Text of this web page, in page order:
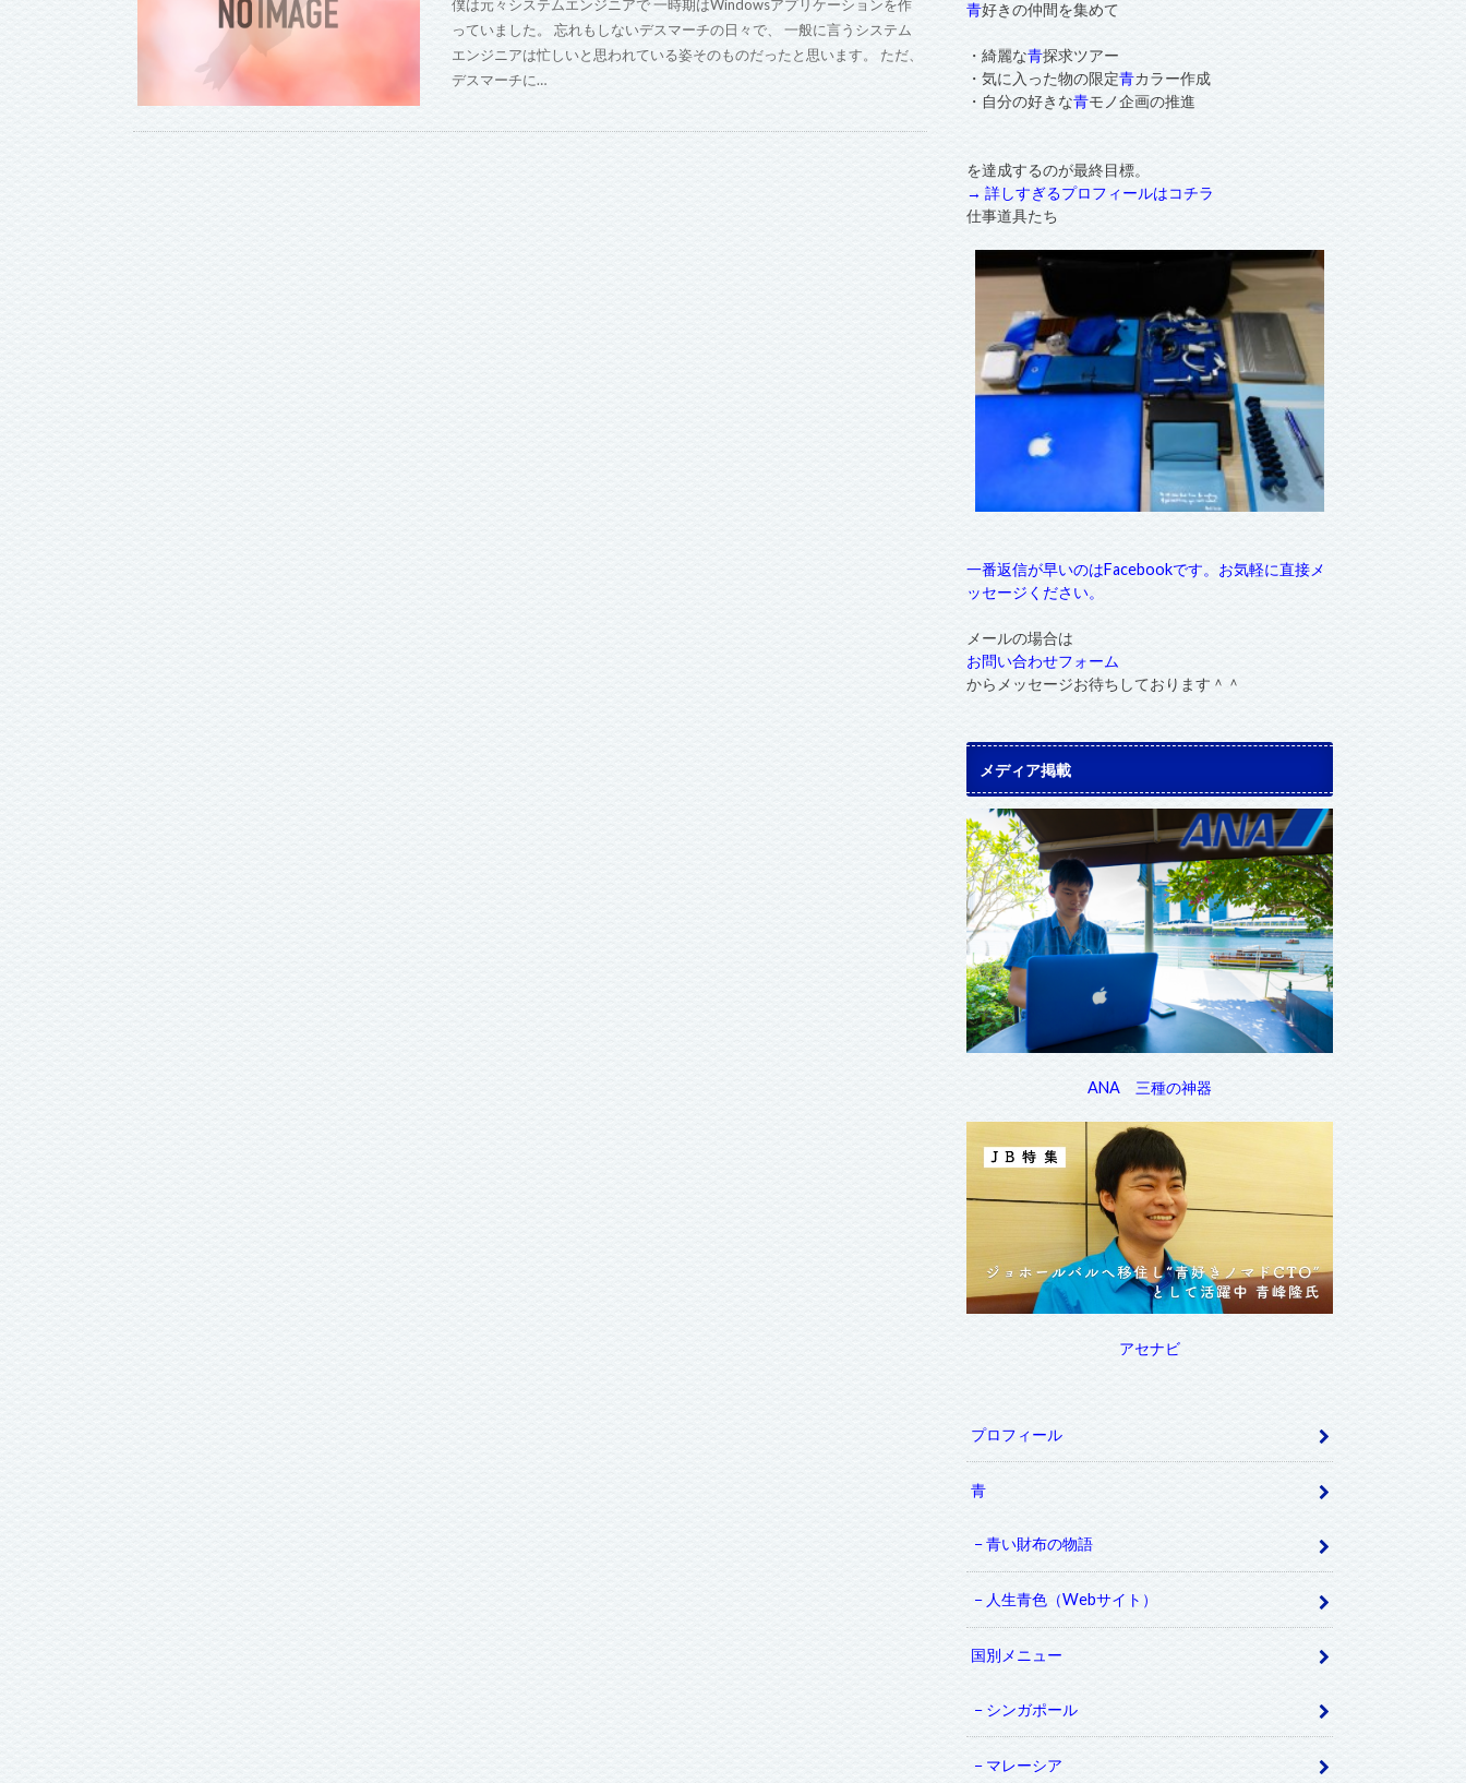
僕は元々システムエンジニアで 一時期はWindowsアプリケーションを作
っていました。 忘れもしないデスマーチの日々で、 一般に言うシステム
エンジニアは忙しいと思われている姿そのものだったと思います。 ただ、
デスマーチに…
青好きの仲間を集めて
・綺麗な青探求ツアー
・気に入った物の限定青カラー作成
・自分の好きな青モノ企画の推進
を達成するのが最終目標。
→ 詳しすぎるプロフィールはコチラ
仕事道具たち
一番返信が早いのはFacebookです。お気軽に直接メ
ッセージください。
メールの場合は
お問い合わせフォーム
からメッセージお待ちしております＾＾
メディア掲載
ANA 三種の神器
アセナビ
プロフィール
青
青い財布の物語
人生青色（Webサイト）
国別メニュー
シンガポール
マレーシア